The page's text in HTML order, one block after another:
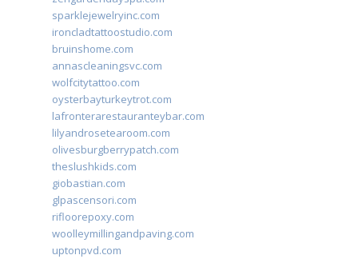
sparklejewelryinc.com
ironcladtattoostudio.com
bruinshome.com
annascleaningsvc.com
wolfcitytattoo.com
oysterbayturkeytrot.com
lafronterarestauranteybar.com
lilyandrosetearoom.com
olivesburgberrypatch.com
theslushkids.com
giobastian.com
glpascensori.com
rifloorepoxy.com
woolleymillingandpaving.com
uptonpvd.com